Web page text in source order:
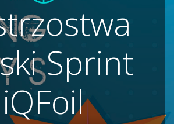
Sprint
iQFoil